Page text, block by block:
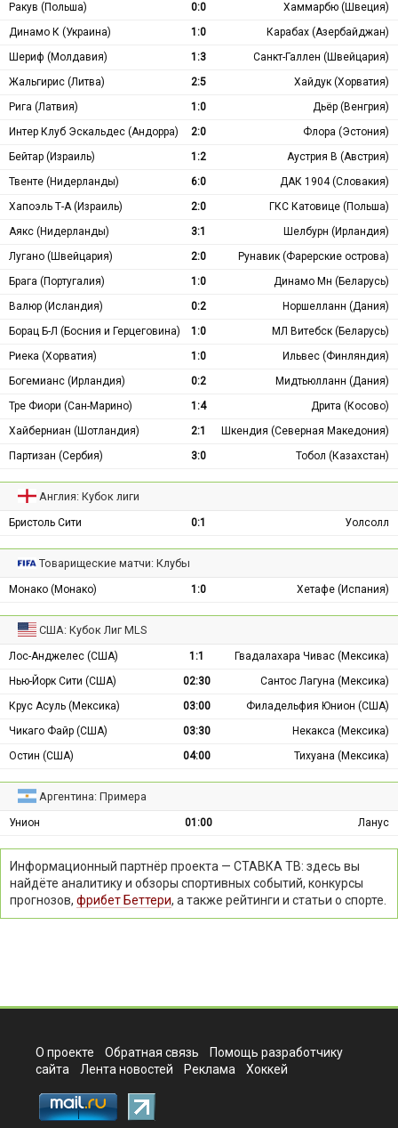
Ракув (Польша)
0:0
Хаммарбю (Швеция)
Динамо К (Украина)
1:0
Карабах (Азербайджан)
Шериф (Молдавия)
1:3
Санкт-Галлен (Швейцария)
Жальгирис (Литва)
2:5
Хайдук (Хорватия)
Рига (Латвия)
1:0
Дьёр (Венгрия)
Интер Клуб Эскальдес (Андорра)
2:0
Флора (Эстония)
Бейтар (Израиль)
1:2
Аустрия В (Австрия)
Твенте (Нидерланды)
6:0
ДАК 1904 (Словакия)
Хапоэль Т-А (Израиль)
2:0
ГКС Катовице (Польша)
Аякс (Нидерланды)
3:1
Шелбурн (Ирландия)
Лугано (Швейцария)
2:0
Рунавик (Фарерские острова)
Брага (Португалия)
1:0
Динамо Мн (Беларусь)
Валюр (Исландия)
0:2
Норшелланн (Дания)
Борац Б-Л (Босния и Герцеговина)
1:0
МЛ Витебск (Беларусь)
Риека (Хорватия)
1:0
Ильвес (Финляндия)
Богемианс (Ирландия)
0:2
Мидтьюлланн (Дания)
Тре Фиори (Сан-Марино)
1:4
Дрита (Косово)
Хайберниан (Шотландия)
2:1
Шкендия (Северная Македония)
Партизан (Сербия)
3:0 Тобол (Казахстан)
Англия: Кубок лиги
Бристоль Сити 0:1 Уолсолл
Товарищеские матчи: Клубы
Монако (Монако) 1:0 Хетафе (Испания)
США: Кубок Лиг MLS
Лос-Анджелес (США) 1:1
Гвадалахара Чивас (Мексика)
Нью-Йорк Сити (США)
02:30
Сантос Лагуна (Мексика)
Крус Асуль (Мексика)
03:00
Филадельфия Юнион (США)
Чикаго Файр (США)
03:30
Некакса (Мексика)
Остин (США)
04:00 Тихуана (Мексика)
Аргентина: Примера
Унион 01:00 Ланус
Информационный партнёр проекта — СТАВКА ТВ: здесь вы
найдёте аналитику и обзоры спортивных событий, конкурсы
прогнозов, фрибет Беттери, а также рейтинги и статьи о спорте.
О проекте Обратная связь
Помощь разработчику
сайта
Лента новостей Реклама Хоккей